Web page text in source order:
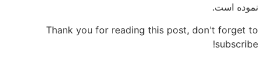
نموده است.
Thank you for reading this post, don't forget to
subscribe!